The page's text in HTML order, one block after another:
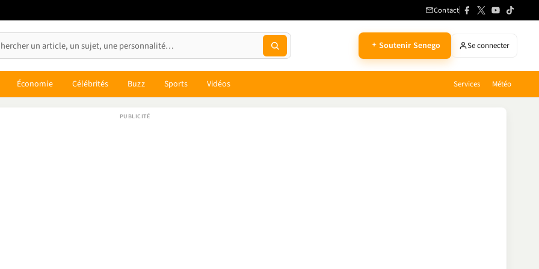
Contact
Soutenir Senego Se connecter
Économie Célébrités Buzz Sports Vidéos Services Météo